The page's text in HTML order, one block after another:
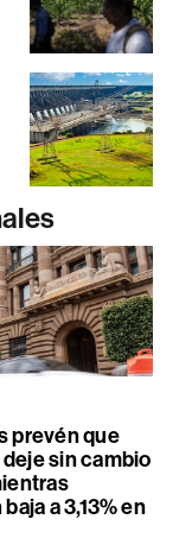
prevén que
sin cambio
a 3,13% en